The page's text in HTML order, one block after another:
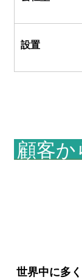
設置
顧客
世界中に多